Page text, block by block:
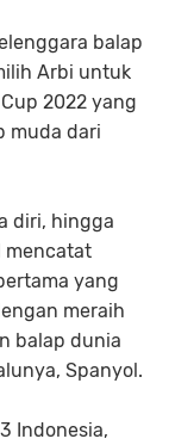
balap
Arbi untuk
2022 yang
muda dari
diri, hingga
mencatat
yang
meraih
balap dunia
Spanyol.
Indonesia,